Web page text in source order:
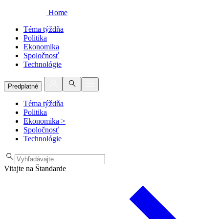
Home
Téma týždňa
Politika
Ekonomika
Spoločnosť
Technológie
Predplatné
Téma týždňa
Politika
Ekonomika >
Spoločnosť
Technológie
Vitajte na Štandarde